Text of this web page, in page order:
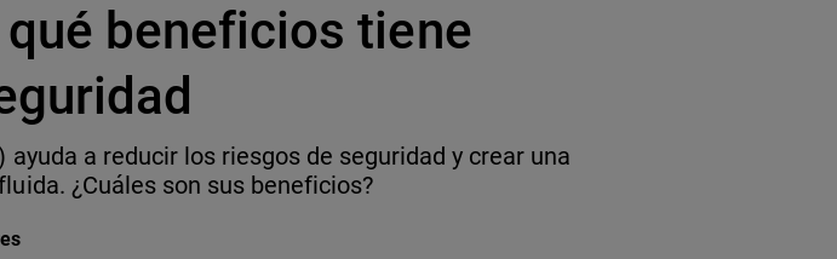
qué beneficios tiene
ayuda a reducir los riesgos de seguridad y crear una
¿Cuáles son sus beneficios?